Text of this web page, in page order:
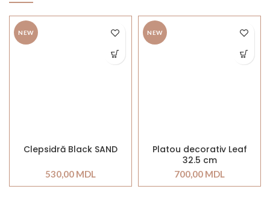
NEW
Clepsidră Black SAND
530,00 MDL
NEW
Platou decorativ Leaf
32.5 cm
700,00 MDL